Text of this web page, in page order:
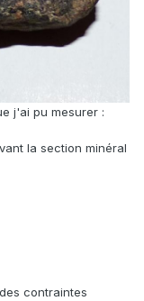
j'ai pu mesurer :
la section minéral
contraintes